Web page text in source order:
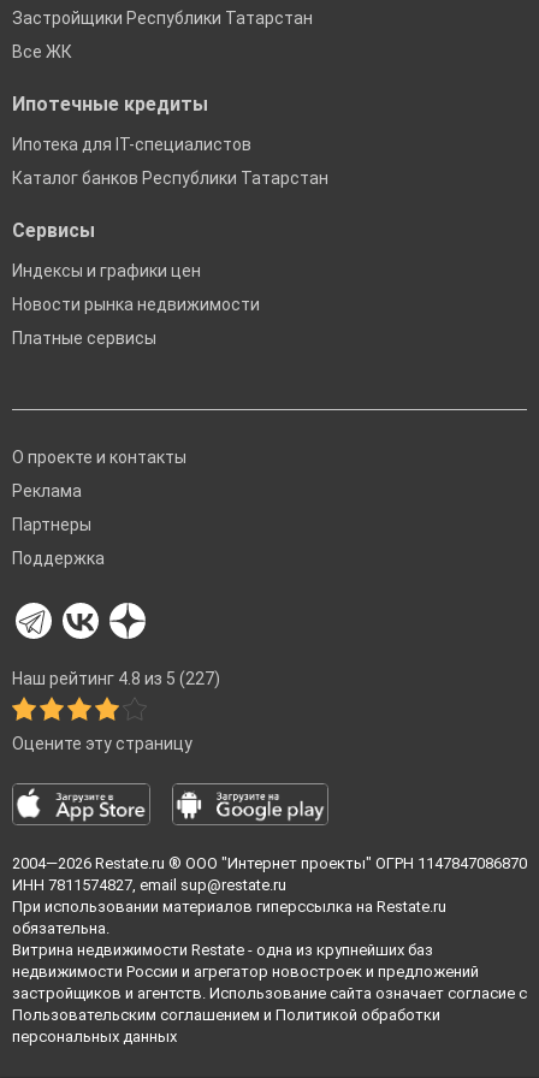
Застройщики Республики Татарстан
Все ЖК
Ипотечные кредиты
Ипотека для IT-специалистов
Каталог банков Республики Татарстан
Сервисы
Индексы и графики цен
Новости рынка недвижимости
Платные сервисы
О проекте и контакты
Реклама
Партнеры
Поддержка
Наш рейтинг 4.8 из 5 (227)
Оцените эту страницу
2004—2026 Restate.ru ® ООО "Интернет проекты" ОГРН 1147847086870
ИНН 7811574827, email sup@restate.ru
При использовании материалов гиперссылка на Restate.ru
обязательна.
Витрина недвижимости Restate - одна из крупнейших баз
недвижимости России и агрегатор новостроек и предложений
застройщиков и агентств. Использование сайта означает согласие с
Пользовательским соглашением и Политикой обработки
персональных данных